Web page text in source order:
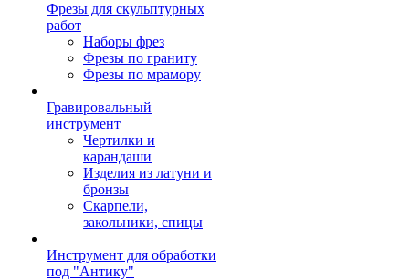
Фрезы для скульптурных
работ
Наборы фрез
Фрезы по граниту
Фрезы по мрамору
Гравировальный
инструмент
Чертилки и
карандаши
Изделия из латуни и
бронзы
Скарпели,
закольники, спицы
Инструмент для обработки
под "Антику"